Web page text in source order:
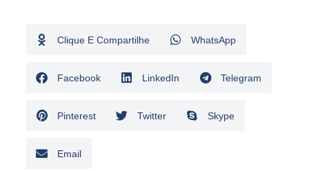
Clique E Compartilhe WhatsApp
Facebook LinkedIn Telegram
Pinterest Twitter Skype
Email